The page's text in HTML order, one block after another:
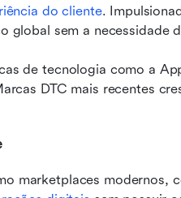
do cliente.
global sem a necessidade
de tecnologia como a
DTC mais recentes
marketplaces modernos,